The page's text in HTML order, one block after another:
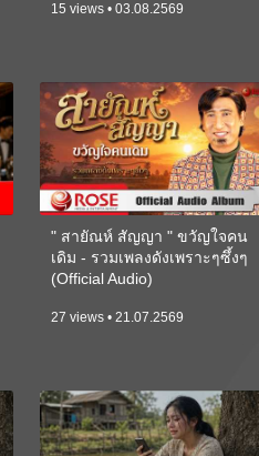
15 views • 03.08.2569
" สายัณห์ สัญญา " ขวัญใจคน
เดิม - รวมเพลงดังเพราะๆซึ้งๆ
(Official Audio)
27 views • 21.07.2569